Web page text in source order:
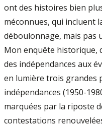
ont des histoires bien
méconnues, qui incluent
déboulonnage, mais pas
Mon enquête historique,
des indépendances aux
en lumière trois grandes
indépendances (1950-
marquées par la riposte
contestations